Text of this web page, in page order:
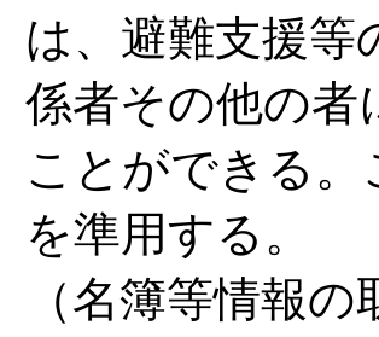
は、避難支援等
係者その他の者
ことができる
を準用する。
（名簿等情報